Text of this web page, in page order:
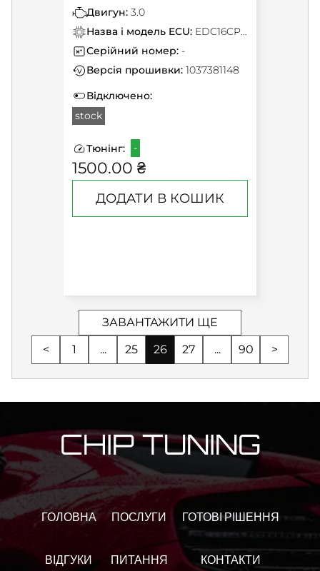
Двигун: 3.0
Назва і модель ECU:
EDC16CP31
Серійний номер: -
Версія прошивки: 1037381148
Відключено:
stock
Тюнінг: -
1500.00 ₴
ДОДАТИ В КОШИК
ЗАВАНТАЖИТИ ЩЕ
<
1 ... 25 26 27 ... 90 >
CHIP TUNING
ГОЛОВНА ПОСЛУГИ ГОТОВІ РІШЕННЯ
ВІДГУКИ ПИТАННЯ КОНТАКТИ